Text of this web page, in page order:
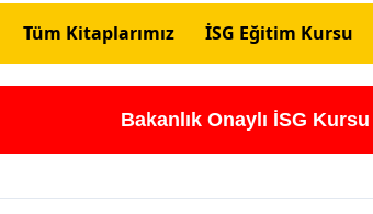
Tüm Kitaplarımız İSG Eğitim Kursu
Bakanlık Onaylı İSG